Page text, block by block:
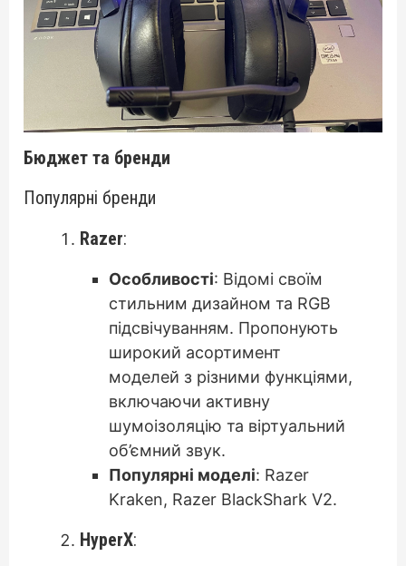
Бюджет та бренди
Популярні бренди
Razer:
Особливості: Відомі своїм
стильним дизайном та RGB
підсвічуванням. Пропонують
широкий асортимент
моделей з різними функціями,
включаючи активну
шумоізоляцію та віртуальний
об’ємний звук.
Популярні моделі: Razer
Kraken, Razer BlackShark V2.
HyperX: